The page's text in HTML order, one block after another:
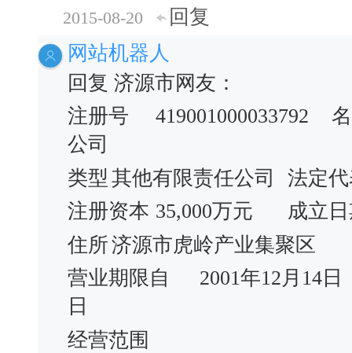
2015-08-20
回复
网站机器人
回复 济源市网友：
注册号
419001000033792
公司
类型 其他有限责任公司
法定
注册资本 35,000万元
成立
住所济源市虎岭产业集聚区
营业期限自
2001年12月14日
日
经营范围